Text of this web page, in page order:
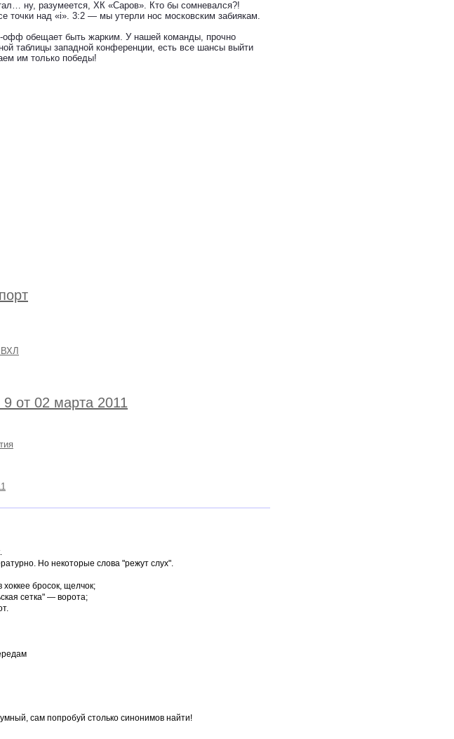
ну, разумеется, ХК «Саров». Кто бы сомневался?!
точки над «i». 3:2 — мы утерли нос московским забиякам.
офф обещает быть жарким. У нашей команды, прочно
таблицы западной конференции, есть все шансы выйти
им только победы!
ВХЛ
от 02 марта 2011
Но некоторые слова "режут слух".
бросок, щелчок;
сетка" — ворота;
сам попробуй столько синонимов найти!